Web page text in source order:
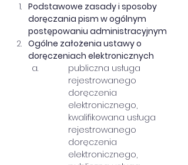
Podstawowe zasady i sposoby
doręczania pism w ogólnym
postępowaniu administracyjnym
Ogólne założenia ustawy o
doręczeniach elektronicznych
publiczna usługa
rejestrowanego
doręczenia
elektronicznego,
kwalifikowana usługa
rejestrowanego
doręczenia
elektronicznego,